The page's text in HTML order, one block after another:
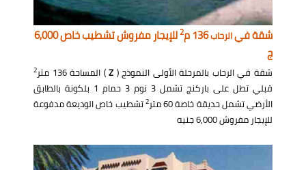
شقة فيالرحاب136 م 2
للإيجار مفروش تشطيب خاص 6,000
ج
شقة في الرحاب بالمرحلة الأولى النموذج ( Z) المساحة 136 متر 2
قبلي تطل على باركنج تشمل 3 نوم 3 حمام 1 بلكونة بالطابق
الأرضي تشمل حديقة خاصة 60 متر
2تشطيب خاص الوديعة مدفوعة
للإيجار مفروش 6,000 جنيه